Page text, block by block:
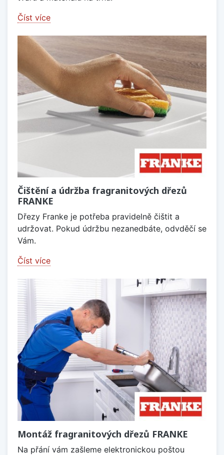
Číst více
Čištění a údržba fragranitových dřezů
FRANKE
Dřezy Franke je potřeba pravidelně čištit a
udržovat. Pokud údržbu nezanedbáte, odvděčí se
Vám.
Číst více
Montáž fragranitových dřezů FRANKE
Na přání vám zašleme elektronickou poštou